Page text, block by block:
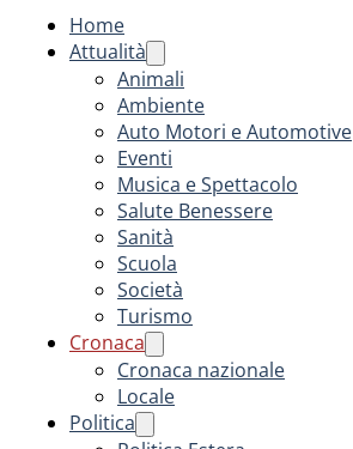
Home
Attualità
Animali
Ambiente
Auto Motori e Automotive
Eventi
Musica e Spettacolo
Salute Benessere
Sanità
Scuola
Società
Turismo
Cronaca
Cronaca nazionale
Locale
Politica